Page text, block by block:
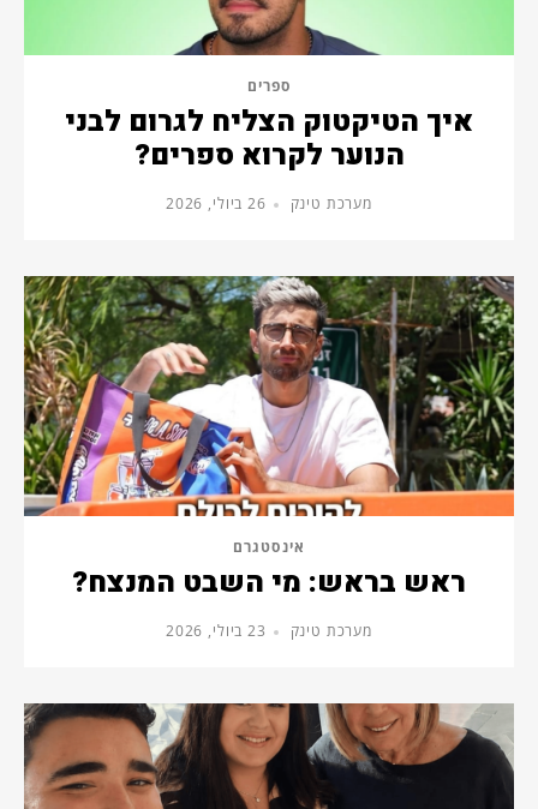
ספרים
איך הטיקטוק הצליח לגרום לבני
הנוער לקרוא ספרים?
מערכת טינק 26 ביולי, 2026
אינסטגרם
ראש בראש: מי השבט המנצח?
מערכת טינק 23 ביולי, 2026